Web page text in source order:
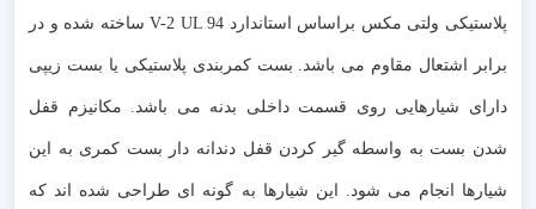
پلاستیکی ولتی مکس براساس استاندارد V-2 UL 94 ساخته شده و در
برابر اشتعال مقاوم می باشد. بست کمربندی پلاستیکی یا بست زیپی
دارای شیارهایی روی قسمت داخلی بدنه می باشد. مکانیزم قفل
شدن بست به واسطه گیر کردن قفل دندانه دار بست کمری به این
شیارها انجام می شود. این شیارها به گونه ای طراحی شده اند که